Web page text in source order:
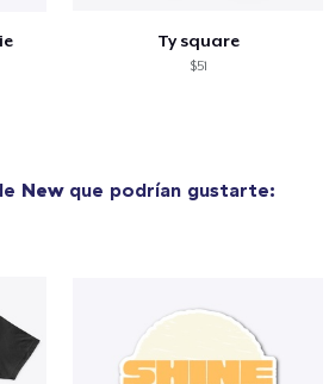
Ty square
$51
Newque podrían gustarte: